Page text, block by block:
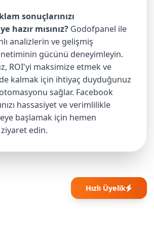
sonuçlarınızı
hazır mısınız? Godofpanel ile
analizlerin ve gelişmiş
gücünü deneyimleyin.
ROI'yi maksimize etmek ve
kalmak için ihtiyaç duyduğunuz
sağlar. Facebook
hassasiyet ve verimlilikle
başlamak için hemen
edin.
Hızlı Üyelik